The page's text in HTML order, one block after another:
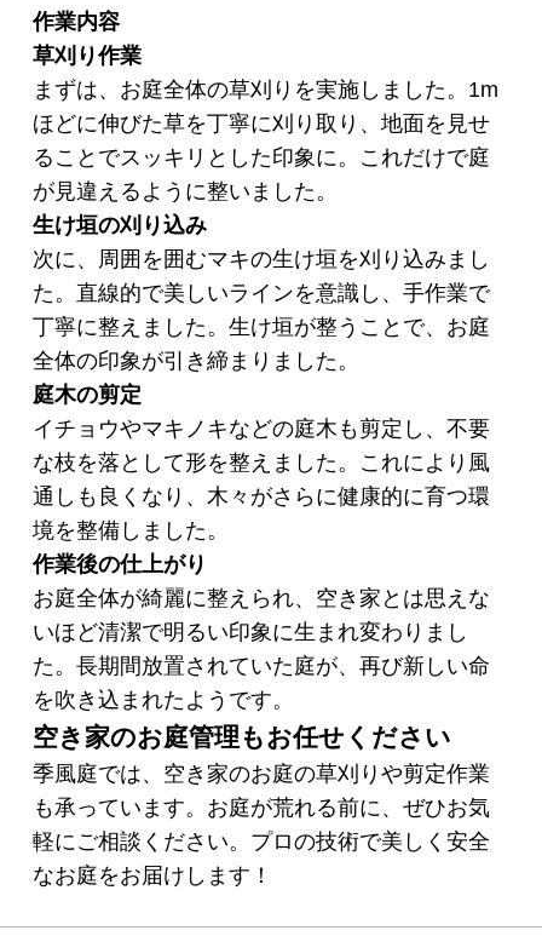
作業内容
草刈り作業
まずは、お庭全体の草刈りを実施しました。1m
ほどに伸びた草を丁寧に刈り取り、地面を見せ
ることでスッキリとした印象に。これだけで庭
が見違えるように整いました。
生け垣の刈り込み
次に、周囲を囲むマキの生け垣を刈り込みまし
た。直線的で美しいラインを意識し、手作業で
丁寧に整えました。生け垣が整うことで、お庭
全体の印象が引き締まりました。
庭木の剪定
イチョウやマキノキなどの庭木も剪定し、不要
な枝を落として形を整えました。これにより風
通しも良くなり、木々がさらに健康的に育つ環
境を整備しました。
作業後の仕上がり
お庭全体が綺麗に整えられ、空き家とは思えな
いほど清潔で明るい印象に生まれ変わりまし
た。長期間放置されていた庭が、再び新しい命
を吹き込まれたようです。
空き家のお庭管理もお任せください
季風庭では、空き家のお庭の草刈りや剪定作業
も承っています。お庭が荒れる前に、ぜひお気
軽にご相談ください。プロの技術で美しく安全
なお庭をお届けします！